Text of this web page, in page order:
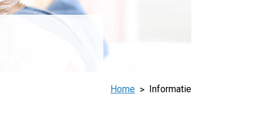
Home Informatie